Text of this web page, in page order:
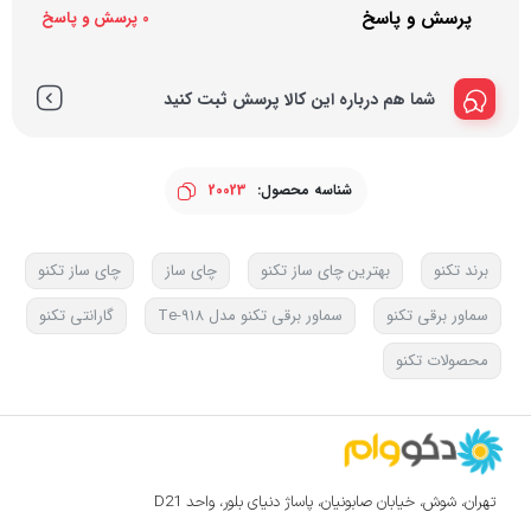
پرسش و پاسخ 0 پرسش و پاسخ
شما هم درباره این کالا پرسش ثبت کنید
شناسه محصول: 20023
برند تکنو بهترین چای ساز تکنو چای ساز
چای ساز تکنو
سماور برقی تکنو
سماور برقی تکنو مدل Te-918
گارانتی تکنو
محصولات تکنو
تهران، شوش، خیابان صابونیان، پاساژ دنیای بلور، واحد D21